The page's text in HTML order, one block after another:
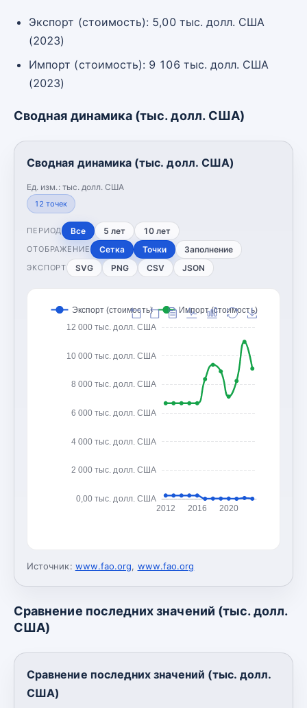
Экспорт (стоимость): 5,00 тыс. долл. США
(2023)
Импорт (стоимость): 9 106 тыс. долл. США
(2023)
Сводная динамика (тыс. долл. США)
Сводная динамика (тыс. долл. США)
Ед. изм.: тыс. долл. США
12 точек
ПЕРИОД Все 5 лет 10 лет
ОТОБРАЖЕНИЕ Сетка Точки Заполнение
ЭКСПОРТ SVG PNG CSV JSON
0,00 тыс. долл. США
2 000 тыс. долл. США
4 000 тыс. долл. США
6 000 тыс. долл. США
8 000 тыс. долл. США
10 000 тыс. долл. США
12 000 тыс. долл. США
2012 2016 2020
Экспорт (стоимость) Импорт (стоимость)
Источник: www.fao.org, www.fao.org
Сравнение последних значений (тыс. долл.
США)
Сравнение последних значений (тыс. долл.
США)